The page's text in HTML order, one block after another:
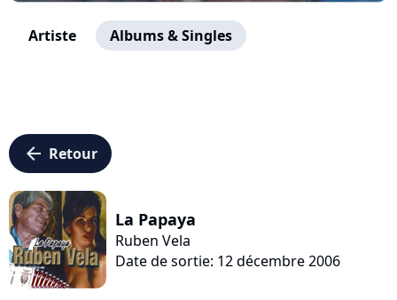
Artiste Albums & Singles
arrow_left Retour
La Papaya
Ruben Vela
Date de sortie: 12 décembre 2006